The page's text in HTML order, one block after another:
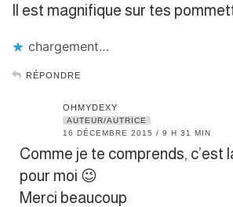
Il est magnifique sur tes
chargement…
RÉPONDRE
OHMYDEXY
AUTEUR/AUTRICE
16 DÉCEMBRE 2015 / 9 H 31 MIN
Comme je te comprends, c’est
pour moi 😉
Merci beaucoup